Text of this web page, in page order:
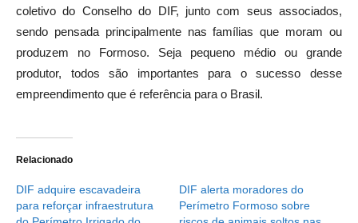
coletivo do Conselho do DIF, junto com seus associados,
sendo pensada principalmente nas famílias que moram ou
produzem no Formoso. Seja pequeno médio ou grande
produtor, todos são importantes para o sucesso desse
empreendimento que é referência para o Brasil.
Relacionado
DIF adquire escavadeira
para reforçar infraestrutura
DIF alerta moradores do
Perímetro Formoso sobre